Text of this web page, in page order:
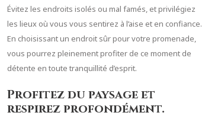
Évitez les endroits isolés ou mal famés, et privilégiez
les lieux où vous vous sentirez à l’aise et en confiance.
En choisissant un endroit sûr pour votre promenade,
vous pourrez pleinement profiter de ce moment de
détente en toute tranquillité d’esprit.
Profitez du paysage et
respirez profondément.